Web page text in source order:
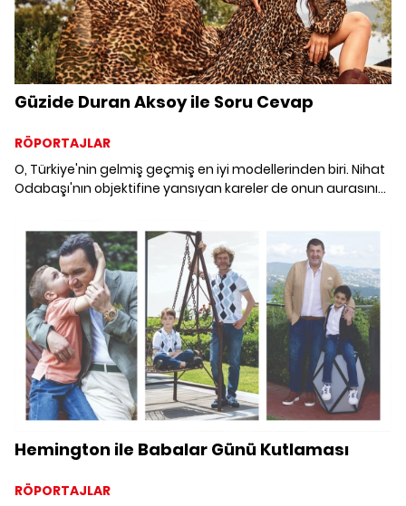
Güzide Duran Aksoy ile Soru Cevap
RÖPORTAJLAR
O, Türkiye'nin gelmiş geçmiş en iyi modellerinden biri. Nihat
Odabaşı'nın objektifine yansıyan kareler de onun aurasının
bir araya geldiğimiz Güzide Duran Aksoy'un heyecanına
ortak olmaya hazır mısınız?
Hemington ile Babalar Günü Kutlaması
RÖPORTAJLAR